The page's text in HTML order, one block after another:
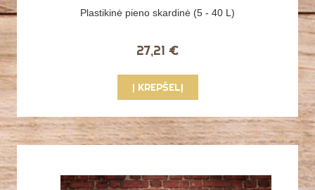
Plastikinė pieno skardinė (5 - 40 L)
27,21 €
Į KREPŠELĮ